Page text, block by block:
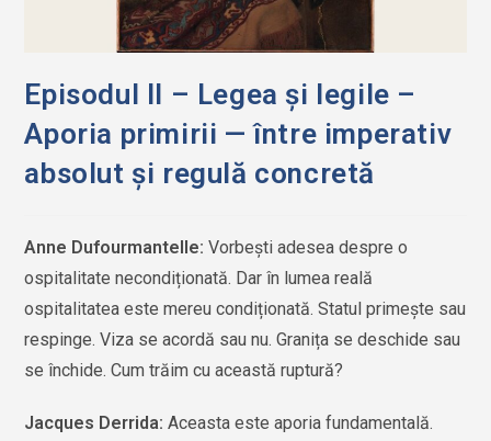
Episodul II – Legea şi legile –
Aporia primirii — între imperativ
absolut şi regulă concretă
Anne Dufourmantelle:Vorbeşti adesea despre o
ospitalitate necondiționată. Dar în lumea reală
ospitalitatea este mereu condiționată. Statul primeşte sau
respinge. Viza se acordă sau nu. Granița se deschide sau
se închide. Cum trăim cu această ruptură?
Jacques Derrida:Aceasta este aporia fundamentală.